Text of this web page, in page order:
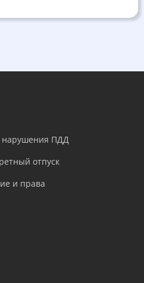
ПДД
отпуск
и права